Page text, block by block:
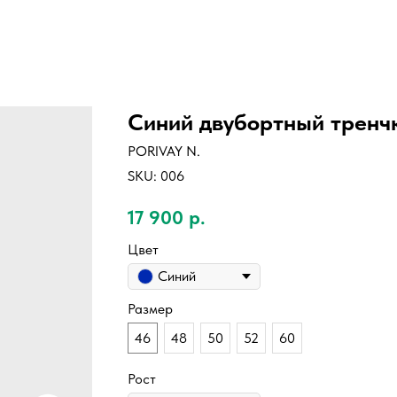
Синий двубортный
PORIVAY N.
SKU: 006
17 900 р.
Цвет
Синий
Размер
46
48 50 52 60
Рост